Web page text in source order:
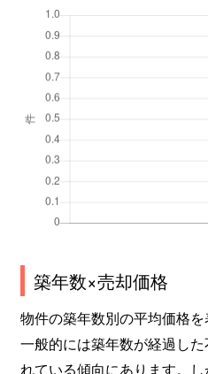
築年数×売却価格
物件の築年数別の平均価格を
一般的には築年数が経過し
れている傾向にあります。